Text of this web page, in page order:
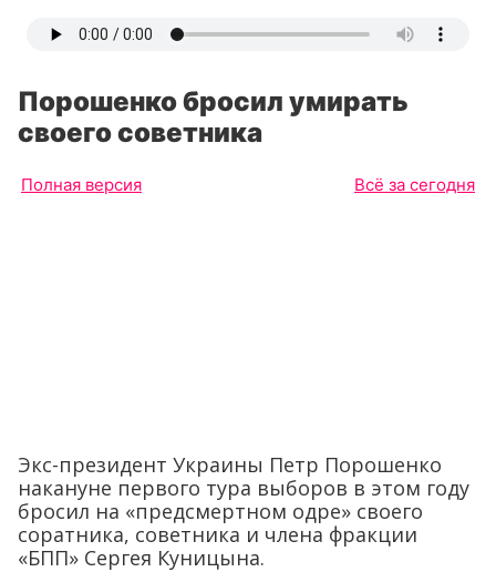
Порошенко бросил умирать
своего советника
Полная версия Всё за сегодня
Экс-президент Украины Петр Порошенко
накануне первого тура выборов в этом году
бросил на «предсмертном одре» своего
соратника, советника и члена фракции
«БПП» Сергея Куницына.